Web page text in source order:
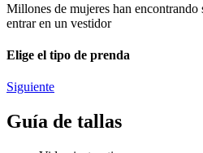
Millones de mujeres han encontrando
entrar en un vestidor
Elige el tipo de prenda
Siguiente
Guía de tallas